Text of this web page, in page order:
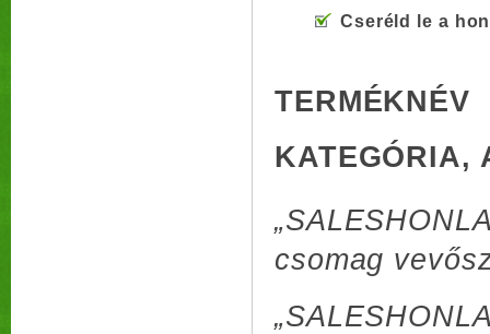
Cseréld le a
KATEGÓRIA,
csomag